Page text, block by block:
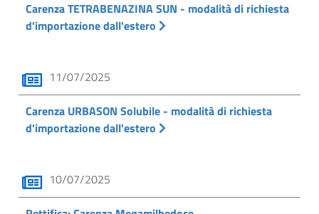
Carenza TETRABENAZINA SUN - modalità di richiesta
d'importazione dall'estero
11/07/2025
Carenza URBASON Solubile - modalità di richiesta
d'importazione dall'estero
10/07/2025